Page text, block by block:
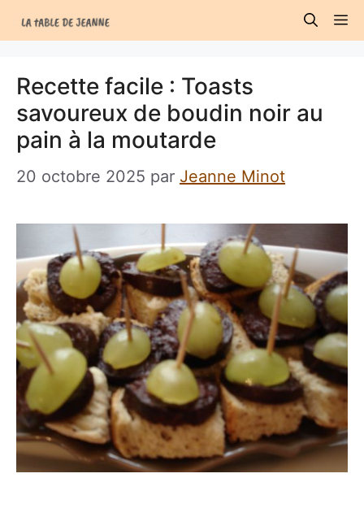
au
Recette facile : Toasts
savoureux de boudin noir au
pain à la moutarde
20 octobre 2025 par Jeanne Minot